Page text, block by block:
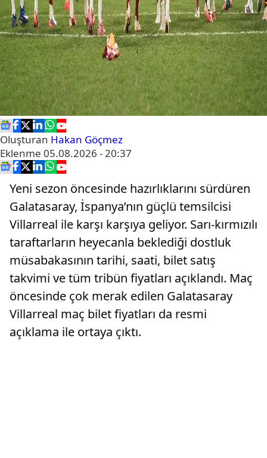
Oluşturan Hakan Göçmez
Eklenme 05.08.2026 - 20:37
Yeni sezon öncesinde hazırlıklarını sürdüren
Galatasaray, İspanya’nın güçlü temsilcisi
Villarreal ile karşı karşıya geliyor. Sarı-kırmızılı
taraftarların heyecanla beklediği dostluk
müsabakasının tarihi, saati, bilet satış
takvimi ve tüm tribün fiyatları açıklandı. Maç
öncesinde çok merak edilen Galatasaray
Villarreal maç bilet fiyatları da resmi
açıklama ile ortaya çıktı.